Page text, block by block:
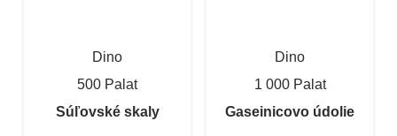
Dino
500 Palat
Súľovské skaly
Dino
1 000 Palat
Gaseinicovo údolie